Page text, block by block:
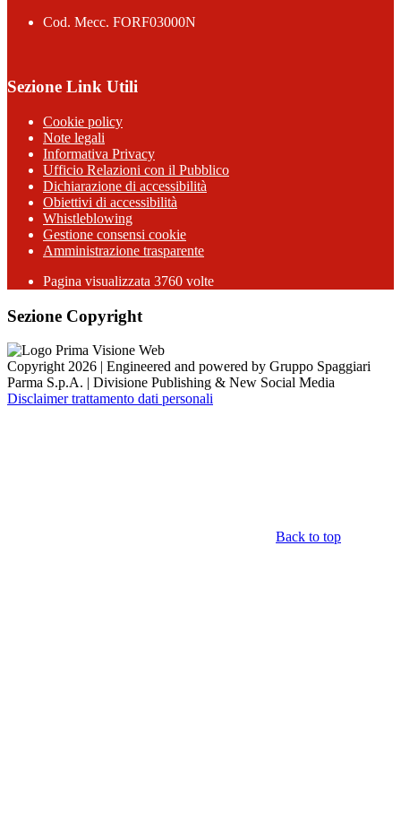
Cod. Mecc. FORF03000N
Sezione Link Utili
Cookie policy
Note legali
Informativa Privacy
Ufficio Relazioni con il Pubblico
Dichiarazione di accessibilità
Obiettivi di accessibilità
Whistleblowing
Gestione consensi cookie
Amministrazione trasparente
Pagina visualizzata 3760 volte
Sezione Copyright
Copyright 2026 | Engineered and powered by Gruppo Spaggiari
Parma S.p.A. | Divisione Publishing & New Social Media
Disclaimer trattamento dati personali
Back to top